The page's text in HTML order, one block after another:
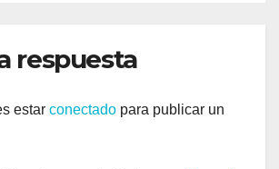
respuesta
estar conectado para publicar un